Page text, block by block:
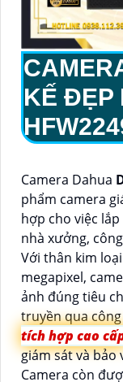
KẾ ĐẸP
Camera Dahua
phẩm camera
hợp cho việc
nhà xưởng,
Với thân kim
megapixel,
ảnh đúng tiêu
truyền qua công
tích hợp cao
giám sát và bảo
Camera còn